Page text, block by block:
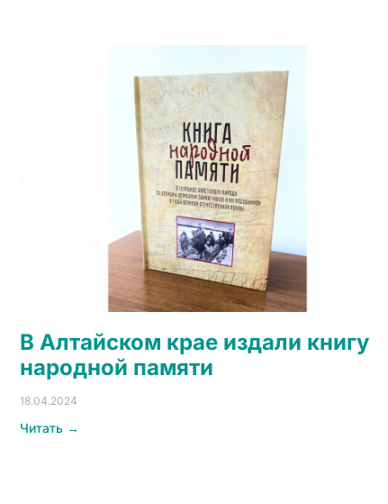
В Алтайском крае издали книгу
народной памяти
18.04.2024
Читать →